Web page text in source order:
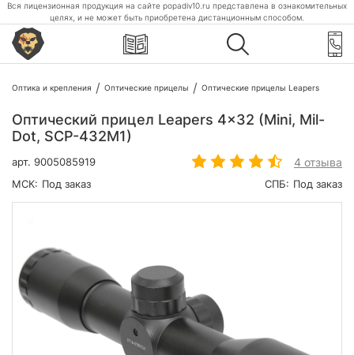
Вся лицензионная продукция на сайте popadiv10.ru представлена в ознакомительных
целях, и не может быть приобретена дистанционным способом.
Оптика и крепления Оптические прицелы Оптические прицелы Leapers
Оптический прицел Leapers 4x32 (Mini, Mil-
Dot, SCP-432M1)
арт. 9005085919 4 отзыва
МСК: Под заказ СПБ: Под заказ